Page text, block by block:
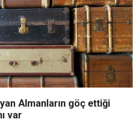
Almanların göç ettiği
var